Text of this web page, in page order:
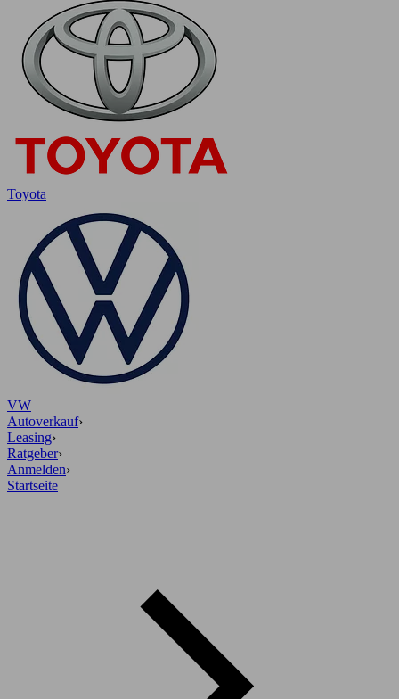
Toyota
VW
Autoverkauf›
Leasing›
Ratgeber›
Anmelden›
Startseite